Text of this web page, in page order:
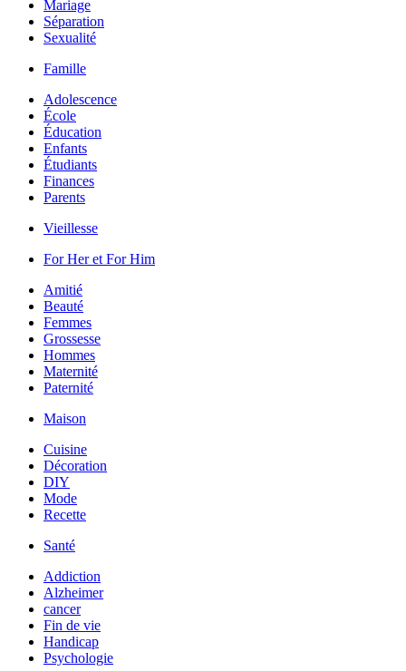
Mariage
Séparation
Sexualité
Famille
Adolescence
École
Éducation
Enfants
Étudiants
Finances
Parents
Vieillesse
For Her et For Him
Amitié
Beauté
Femmes
Grossesse
Hommes
Maternité
Paternité
Maison
Cuisine
Décoration
DIY
Mode
Recette
Santé
Addiction
Alzheimer
cancer
Fin de vie
Handicap
Psychologie